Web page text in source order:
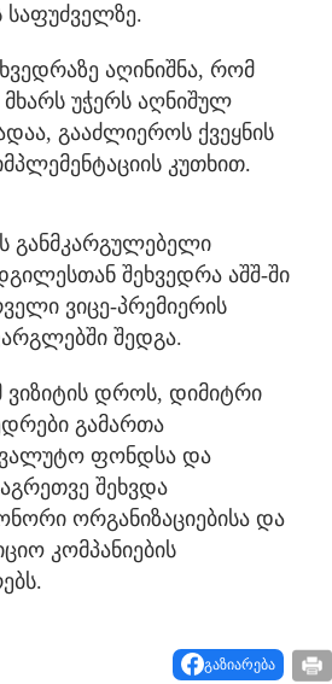
საფუძველზე.
აღინიშნა, რომ
უჭერს აღნიშულ
გააძლიეროს ქვეყნის
კუთხით.
განმკარგულებელი
შეხვედრა აშშ-ში
ვიცე-პრემიერის
შედგა.
ვიზიტის დროს, დიმიტრი
გამართა
ფონდსა და
შეხვდა
ორგანიზაციებისა და
კომპანიების
გაზიარება